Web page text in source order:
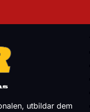
utbildar dem